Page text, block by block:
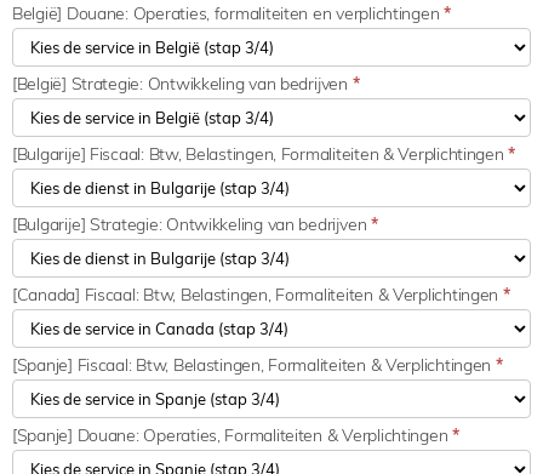
België] Douane: Operaties, formaliteiten en verplichtingen*
[België] Strategie: Ontwikkeling van bedrijven *
[Bulgarije] Fiscaal: Btw, Belastingen, Formaliteiten & Verplichtingen*
[Bulgarije] Strategie: Ontwikkeling van bedrijven*
[Canada] Fiscaal: Btw, Belastingen, Formaliteiten & Verplichtingen *
[Spanje] Fiscaal: Btw, Belastingen, Formaliteiten & Verplichtingen *
[Spanje] Douane: Operaties, Formaliteiten & Verplichtingen*